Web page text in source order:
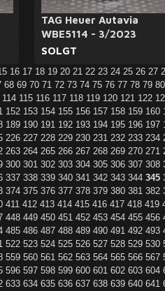
TAG Heuer Autavia
WBE5114 - 3/2023
SOLGT
16 17 18 19 20 21 22 23 24 25 26 27
68 69 70 71 72 73 74 75 76 77 78 79
114 115 116 117 118 119 120 121 122
152 153 154 155 156 157 158 159 160
189 190 191 192 193 194 195 196 197
226 227 228 229 230 231 232 233 234
263 264 265 266 267 268 269 270 271
300 301 302 303 304 305 306 307 308
337 338 339 340 341 342 343 344 345
374 375 376 377 378 379 380 381 382
411 412 413 414 415 416 417 418 419
448 449 450 451 452 453 454 455 456
485 486 487 488 489 490 491 492 493
522 523 524 525 526 527 528 529 530
559 560 561 562 563 564 565 566 567
596 597 598 599 600 601 602 603 604
633 634 635 636 637 638 639 640 641